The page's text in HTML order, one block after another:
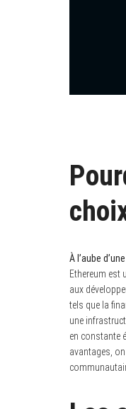
À l’aube
Ethereum est
aux
tels que la
une
en constante
avantages,